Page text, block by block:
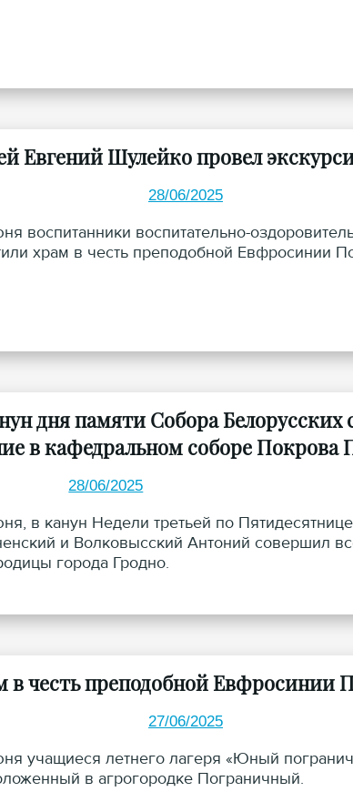
Евгений Шулейко провел
28/06/2025
воспитанники воспитательно-
храм в честь преподобной Евфросинии
дня памяти Собора
в кафедральном соборе Покрова
28/06/2025
в канун Недели третьей по
и Волковысский Антоний совершил
города Гродно.
в честь преподобной Евфросинии
27/06/2025
учащиеся летнего лагеря «Юный
в агрогородке Пограничный.